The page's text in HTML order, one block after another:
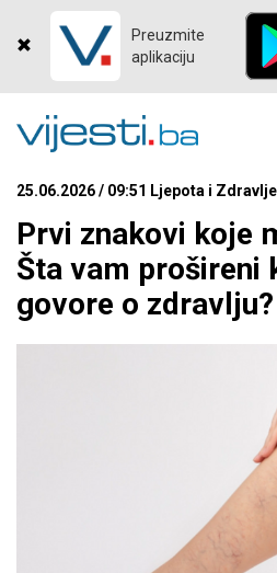
Preuzmite
aplikaciju
25.06.2026 / 09:51 Ljepota i
Prvi znakovi koje
Šta vam prošireni
govore o zdravlju?